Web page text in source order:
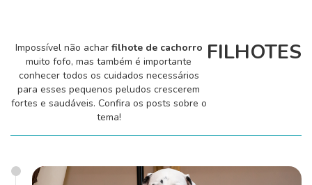
Alimentação
Curiosidades
Filhotes
Impossível não achar filhote de cachorro
muito fofo, mas também é importante
conhecer todos os cuidados necessários
para esses pequenos peludos crescerem
fortes e saudáveis. Confira os posts sobre o
tema!
FILHOTES